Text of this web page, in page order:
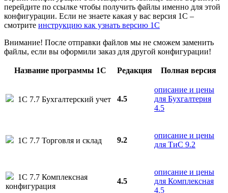
перейдите по ссылке чтобы получить файлы именно для этой
конфигурации. Если не знаете какая у вас версия 1С –
смотрите инструкцию как узнать версию 1С
Внимание! После отправки файлов мы не сможем заменить
файлы, если вы оформили заказ для другой конфигурации!
Название программы 1С Редакция Полная версия
1С 7.7 Бухгалтерский учет 4.5
описание и цены
для Бухгалтерия
4.5
1С 7.7 Торговля и склад 9.2
описание и цены
для ТиС 9.2
1С 7.7 Комплексная
конфигурация
4.5
описание и цены
для Комплексная
4.5